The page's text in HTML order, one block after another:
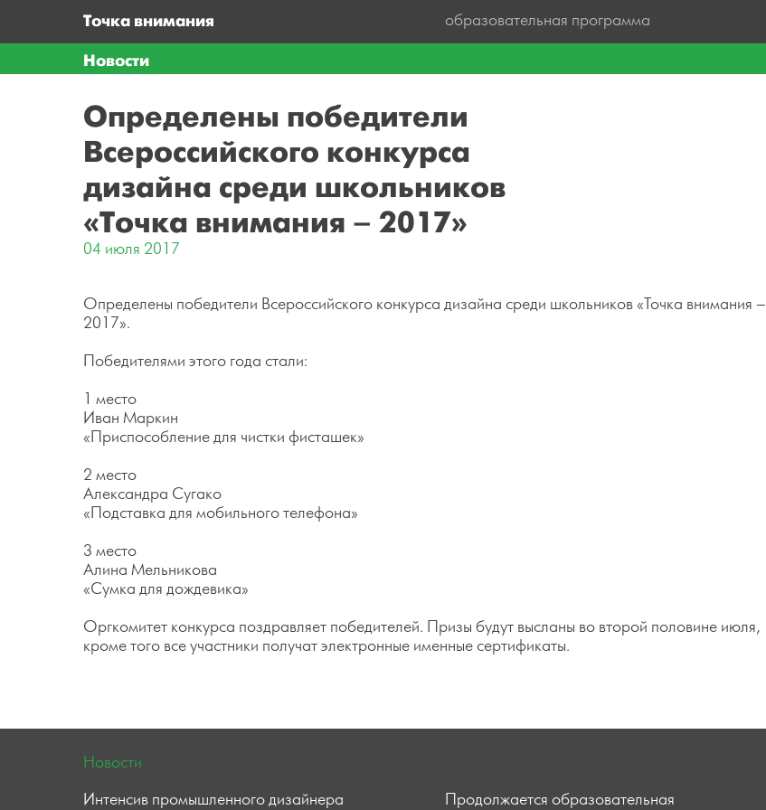
Точка внимания образовательная программа
Новости
Определены победители
Всероссийского конкурса
дизайна среди школьников
«Точка внимания – 2017»
04 июля 2017
Определены победители Всероссийского конкурса дизайна среди школьников «Точка внимания –
2017».
Победителями этого года стали:
1 место
Иван Маркин
«Приспособление для чистки фисташек»
2 место
Александра Сугако
«Подставка для мобильного телефона»
3 место
Алина Мельникова
«Сумка для дождевика»
Оргкомитет конкурса поздравляет победителей. Призы будут высланы во второй половине июля,
кроме того все участники получат электронные именные сертификаты.
Новости
Интенсив промышленного дизайнера
Продолжается образовательная